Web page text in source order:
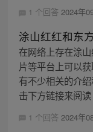
1 个回答 2024年
涂山红红和东
在网络上存在涂
片等平台上可以
有不少相关的介
击下方链接来阅
1 个回答 2024年